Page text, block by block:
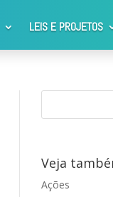
LEIS E PROJETOS
Veja
Ações